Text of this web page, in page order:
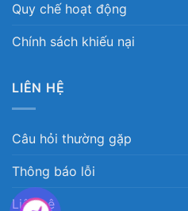
Quy chế hoạt động
Chính sách khiếu nại
LIÊN HỆ
Câu hỏi thường gặp
Thông báo lỗi
Liên hệ